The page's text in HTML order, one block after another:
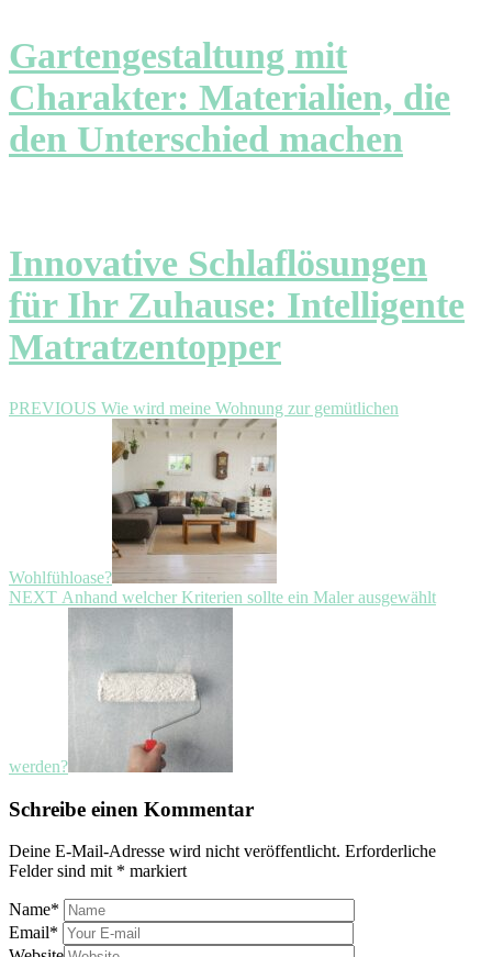
Gartengestaltung mit
Charakter: Materialien, die
den Unterschied machen
Innovative Schlaflösungen
für Ihr Zuhause: Intelligente
Matratzentopper
Beitragsnavigation
PREVIOUS Previous
post:
Wie wird meine Wohnung zur gemütlichen
Wohlfühloase?
NEXT Next
Anhand welcher Kriterien sollte ein Maler ausgewählt
werden?
Schreibe einen Kommentar
Deine E-Mail-Adresse wird nicht veröffentlicht. Erforderliche
Felder sind mit * markiert
Name*
Email*